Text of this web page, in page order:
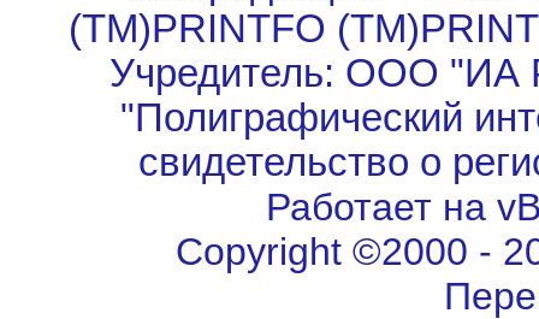
(TM)PRINTFO
Учредитель: ООО "ИА
"Полиграфический
свидетельство о
Работает на
Copyright ©2000 -